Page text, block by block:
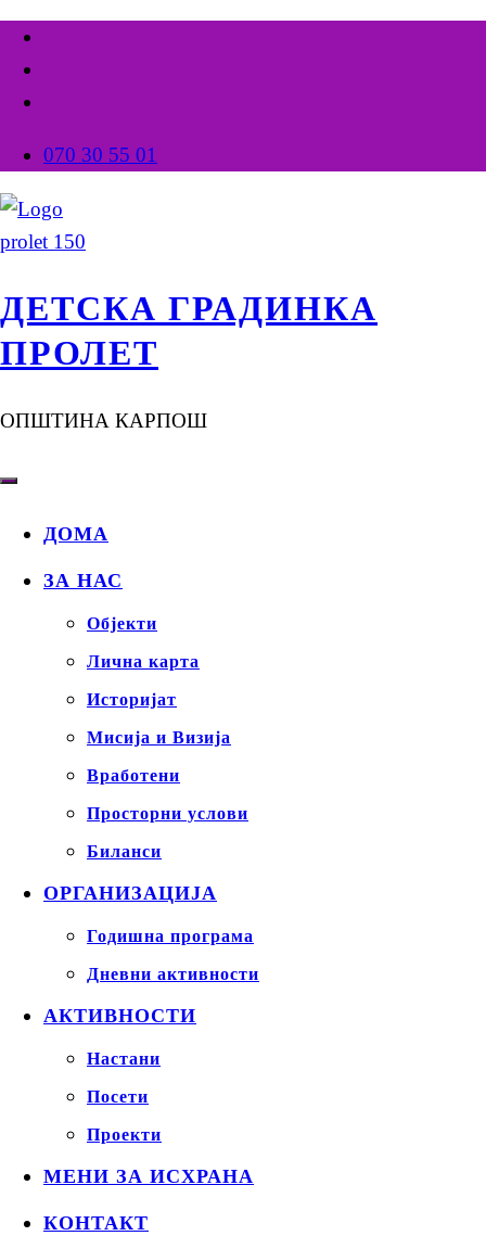
070 30 55 01
ДЕТСКА ГРАДИНКА
ПРОЛЕТ
ОПШТИНА КАРПОШ
ДОМА
ЗА НАС
Објекти
Лична карта
Историјат
Мисија и Визија
Вработени
Просторни услови
Биланси
ОРГАНИЗАЦИЈА
Годишна програма
Дневни активности
АКТИВНОСТИ
Настани
Посети
Проекти
МЕНИ ЗА ИСХРАНА
КОНТАКТ